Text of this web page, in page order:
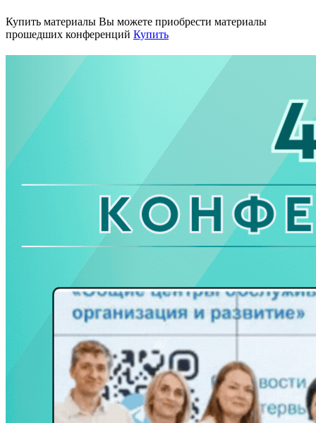
Купить материалы Вы можете приобрести материалы
прошедших конференций Купить